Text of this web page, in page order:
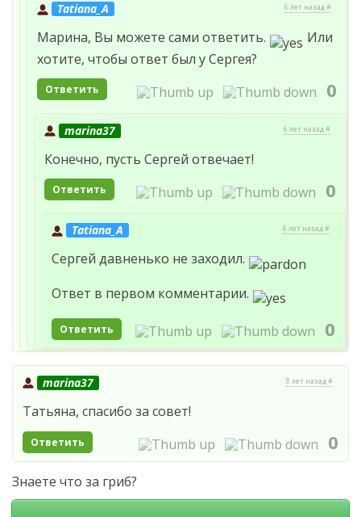
Tatiana_A 6 лет назад #
Марина, Вы можете сами ответить.
Или
хотите, чтобы ответ был у Сергея?
Ответить 0
marina37 6 лет назад #
Конечно, пусть Сергей отвечает!
Ответить 0
Tatiana_A 6 лет назад #
Сергей давненько не заходил.
Ответ в первом комментарии.
Ответить 0
marina37 8 лет назад #
Татьяна, спасибо за совет!
Ответить 0
Знаете что за гриб?